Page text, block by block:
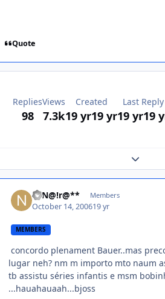
Quote
Replies
98
Views
7.3k
Created
19 yr19 yr
Last Reply
19 yr19
Expand
**N@!r@** Members
October 14, 200619 yr
MEMBERS
concordo plenament Bauer..mas
lugar neh? nm m importo mto naum
tb assistu séries infantis e msm
...hauahauaah...bjoss